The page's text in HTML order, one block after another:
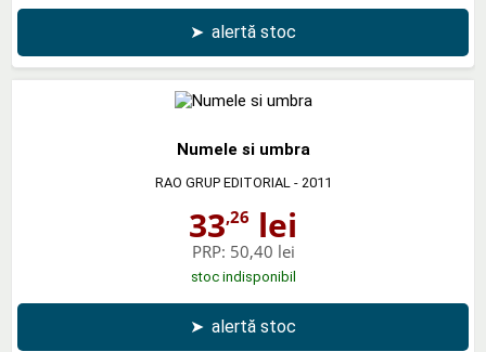
➤ alertă stoc
Numele si umbra
RAO GRUP EDITORIAL - 2011
33,26 lei
PRP: 50,40 lei
stoc indisponibil
➤ alertă stoc